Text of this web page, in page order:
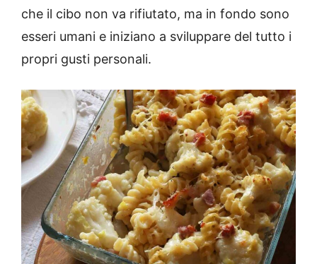
che il cibo non va rifiutato, ma in fondo sono
esseri umani e iniziano a sviluppare del tutto i
propri gusti personali.